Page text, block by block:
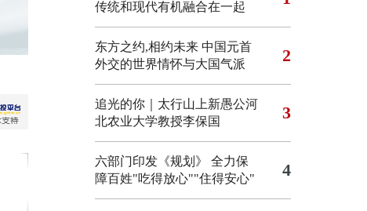
传统和现代有机融合在一起
东方之约,相约未来 中国元首
外交的世界情怀与大国气派
2
追光的你｜太行山上新愚公河
北农业大学教授李保国
3
六部门印发《规划》 全力保
障百姓"吃得放心""住得安心"
4